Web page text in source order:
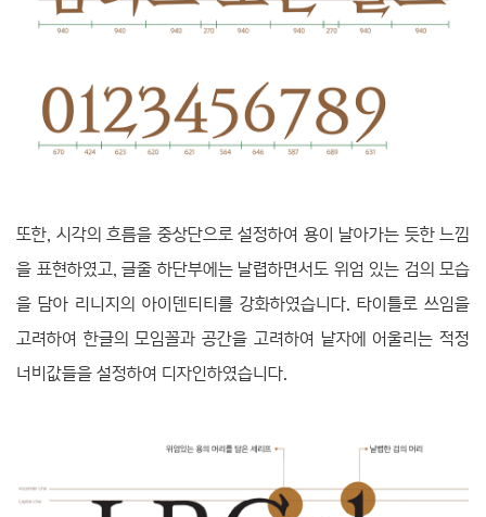
또한, 시각의 흐름을 중상단으로 설정하여 용이 날아가는 듯한 느낌
을 표현하였고, 글줄 하단부에는 날렵하면서도 위엄 있는 검의 모습
을 담아 리니지의 아이덴티티를 강화하였습니다. 타이틀로 쓰임을
고려하여 한글의 모임꼴과 공간을 고려하여 낱자에 어울리는 적정
너비값들을 설정하여 디자인하였습니다.